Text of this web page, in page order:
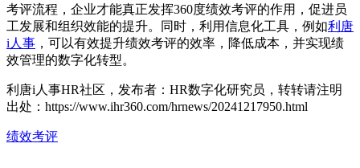
考评流程，企业才能真正发挥360度绩效考评的作用，促进员
工发展和组织效能的提升。同时，利用信息化工具，例如利唐
i人事 ，可以有效提升绩效考评的效率，降低成本，并实现绩
效管理的数字化转型。
利唐i人事HR社区，发布者：HR数字化研究员，转转请注明
出处： https://www.ihr360.com/hrnews/20241217950.html
绩效考评